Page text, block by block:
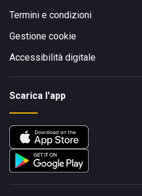
Termini e condizioni
Gestione cookie
Accessibilità digitale
Scarica l'app